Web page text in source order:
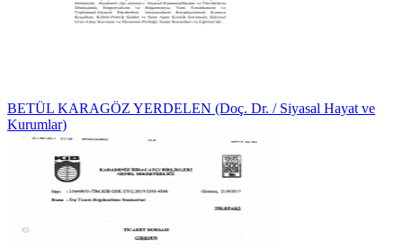
BETÜL KARAGÖZ YERDELEN (Doç. Dr. / Siyasal Hayat ve
Kurumlar)